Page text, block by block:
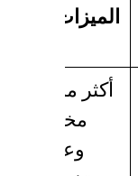
الميزات
مخصصة،
وعلامات